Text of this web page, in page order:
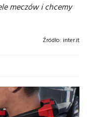
meczów i chcemy
Źródło: inter.it